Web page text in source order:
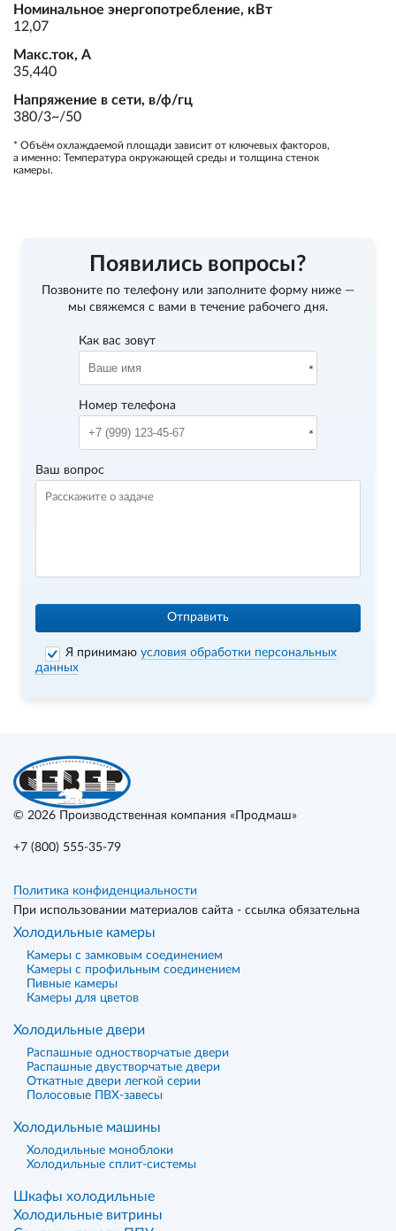
Номинальное энергопотребление, кВт
12,07
Макс.ток, А
35,440
Напряжение в сети, в/ф/гц
380/3~/50
* Объём охлаждаемой площади зависит от ключевых факторов,
а именно: Температура окружающей среды и толщина стенок
камеры.
Появились вопросы?
Позвоните по телефону или заполните форму ниже —
мы свяжемся с вами в течение рабочего дня.
Как вас зовут
Номер телефона
Ваш вопрос
Отправить
Я принимаюусловия обработки персональных
данных
© 2026 Производственная компания «Продмаш»
+7 (800) 555-35-79
Политика конфиденциальности
При использовании материалов сайта - ссылка обязательна
Холодильные камеры
Камеры с замковым соединением
Камеры с профильным соединением
Пивные камеры
Камеры для цветов
Холодильные двери
Распашные одностворчатые двери
Распашные двустворчатые двери
Откатные двери легкой серии
Полосовые ПВХ-завесы
Холодильные машины
Холодильные моноблоки
Холодильные сплит-системы
Шкафы холодильные
Холодильные витрины